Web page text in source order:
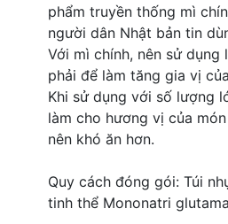
phẩm truyền thống mì
người dân Nhật bản tin
Với mì chính, nên sử dụng
phải để làm tăng gia vị
Khi sử dụng với số lượng
làm cho hương vị của
nên khó ăn hơn.
Quy cách đóng gói: Túi
tinh thể Mononatri